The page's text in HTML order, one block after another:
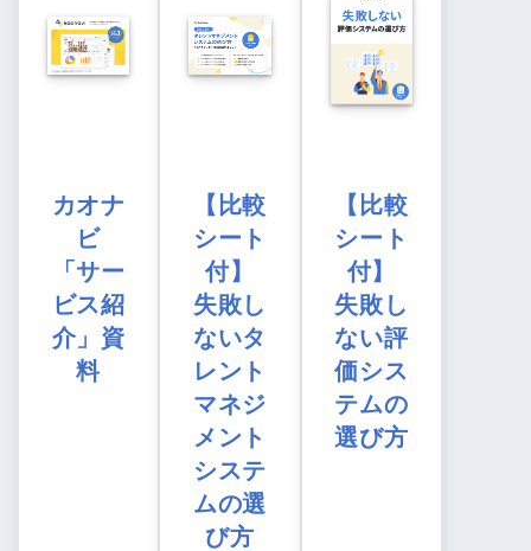
カオナ
ビ
「サー
ビス紹
介」資
料
【比較
シート
付】
失敗し
ないタ
レント
マネジ
メント
システ
ムの選
び方
【比較
シート
付】
失敗し
ない評
価シス
テムの
選び方